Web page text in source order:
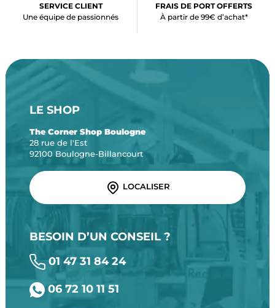
SERVICE CLIENT
Une équipe de passionnés
FRAIS DE PORT OFFERTS
À partir de 99€ d’achat*
LE SHOP
The Corner Shop Boulogne
28 rue de l'Est
92100 Boulogne-Billancourt
LOCALISER
BESOIN D’UN CONSEIL ?
01 47 31 84 24
06 72 10 11 51